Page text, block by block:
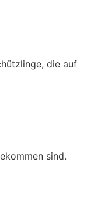
die auf
sind.